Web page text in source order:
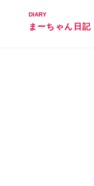
DIARY
まーちゃん日記